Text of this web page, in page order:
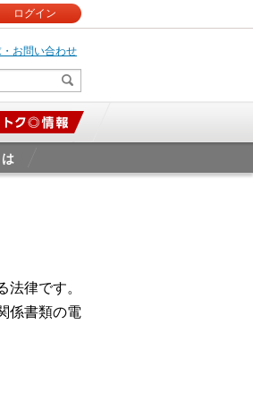
ログイン
お問い合わせ
律です。
係書類の電